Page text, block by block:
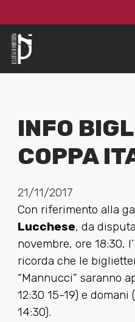
INFO
COPPA
21/11/2017
Con riferimento alla
Lucchese, da
novembre, ore 18:30,
ricorda che le
“Mannucci” saranno
12:30 15-19) e domani
14:30).